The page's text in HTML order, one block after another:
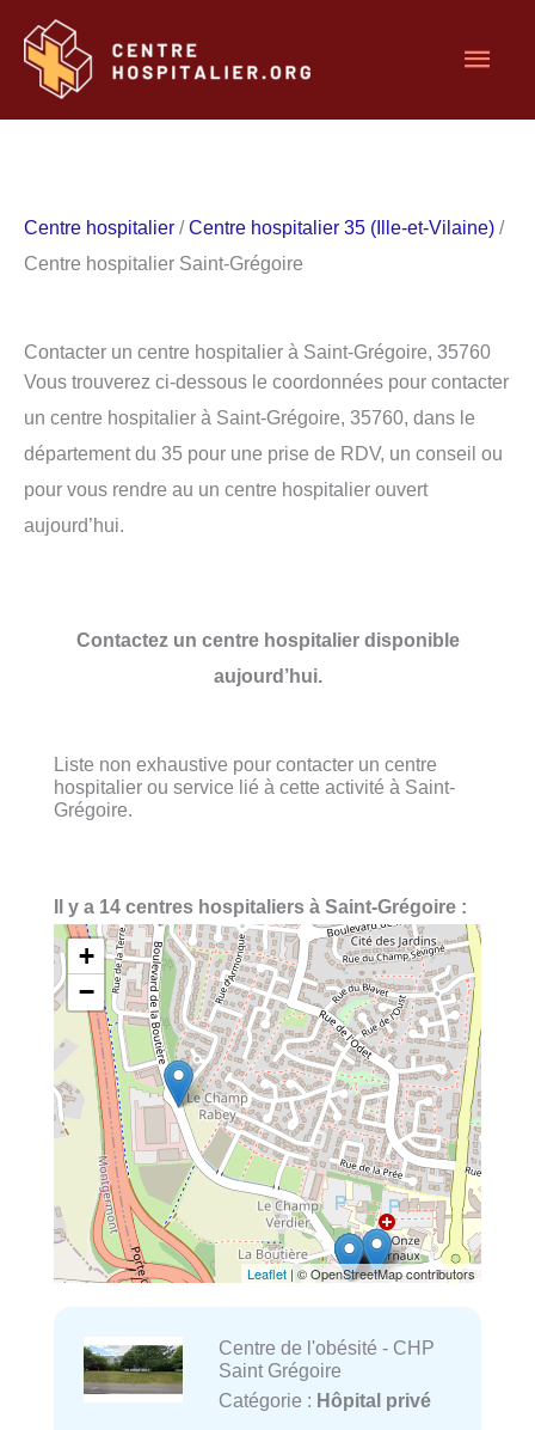
contenu
Centre hospitalier /Centre hospitalier 35 (Ille-et-Vilaine) /
Centre hospitalier Saint-Grégoire
Contacter un centre hospitalier à Saint-Grégoire, 35760
Vous trouverez ci-dessous le coordonnées pour contacter
un centre hospitalier à Saint-Grégoire, 35760, dans le
département du 35 pour une prise de RDV, un conseil ou
pour vous rendre au un centre hospitalier ouvert
aujourd’hui.
Contactez un centre hospitalier disponible
aujourd’hui.
Liste non exhaustive pour contacter un centre
hospitalier ou service lié à cette activité à Saint-
Grégoire.
Il y a 14 centres hospitaliers à Saint-Grégoire :
+
−
Leaflet | © OpenStreetMap contributors
Centre de l'obésité - CHP
Saint Grégoire
Catégorie : Hôpital privé